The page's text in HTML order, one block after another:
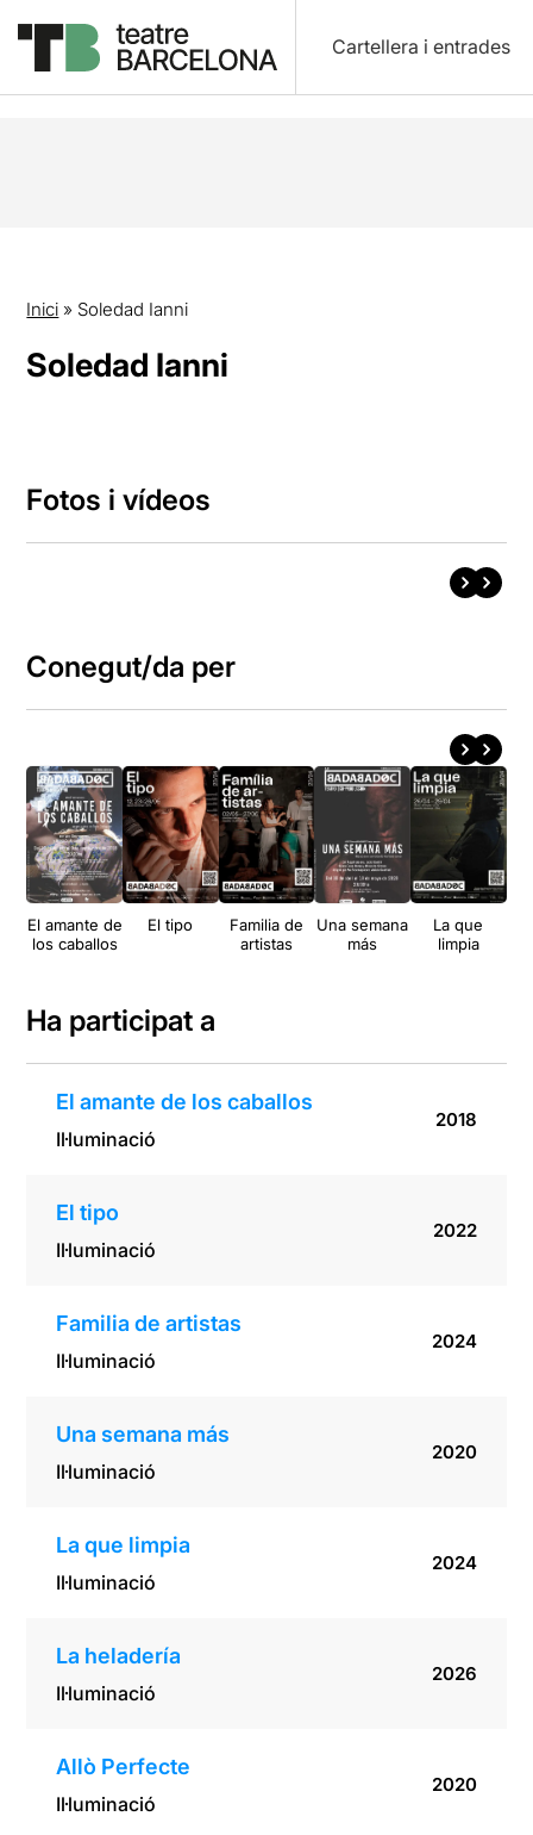
Cartellera i entrades
Inici » Soledad Ianni
Soledad Ianni
Fotos i vídeos
Conegut/da per
El amante de
los caballos
El tipo
Familia de
artistas
Una semana
más
La que
limpia
Ha participat a
El amante de los caballos
Il·luminació
2018
El tipo
Il·luminació
2022
Familia de artistas
Il·luminació
2024
Una semana más
Il·luminació
2020
La que limpia
Il·luminació
2024
La heladería
Il·luminació
2026
Allò Perfecte
Il·luminació
2020